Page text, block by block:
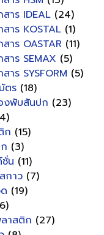
สาร IDEAL (24)
าร KOSTAL (1)
าร OASTAR (11)
าร SEMAX (5)
าร SYSFORM (5)
ตร (18)
งพับสันปก (23)
ก (15)
(3)
น (11)
กาว (7)
(19)
ลาสติก (27)